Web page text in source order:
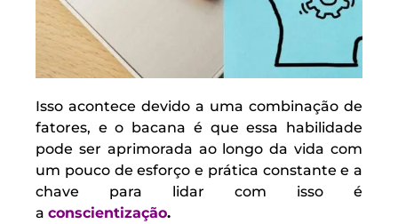
Isso acontece devido a uma combinação de
fatores, e o bacana é que essa habilidade
pode ser aprimorada ao longo da vida com
um pouco de esforço e prática constante e a
chave para lidar com isso é
a conscientização.